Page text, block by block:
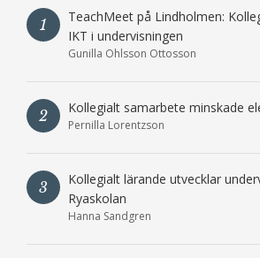
1
TeachMeet på Lindholmen:
IKT i undervisningen
Gunilla Ohlsson Ottosson
2 Kollegialt samarbete minskade
Pernilla Lorentzson
3
Kollegialt lärande utvecklar
Ryaskolan
Hanna Sandgren